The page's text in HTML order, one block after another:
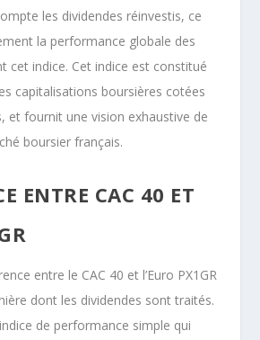
les dividendes réinvestis, ce
la performance globale des
cet indice. Cet indice est constitué
capitalisations boursières cotées
et fournit une vision exhaustive de
boursier français.
ENTRE CAC 40 ET
entre le CAC 40 et l’Euro PX1GR
dont les dividendes sont traités.
de performance simple qui